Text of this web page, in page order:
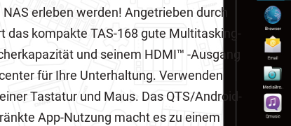
erleben werden! Angetrieben durch
das kompakte TAS-168 gute Multitasking-
und seinem HDMI™ -Ausgang
für Ihre Unterhaltung. Verwenden
Tastatur und Maus. Das QTS/Android-
App-Nutzung macht es zu einem